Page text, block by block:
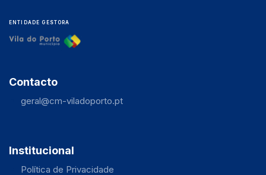
ENTIDADE GESTORA
Contacto
geral@cm-viladoporto.pt
Institucional
Política de Privacidade